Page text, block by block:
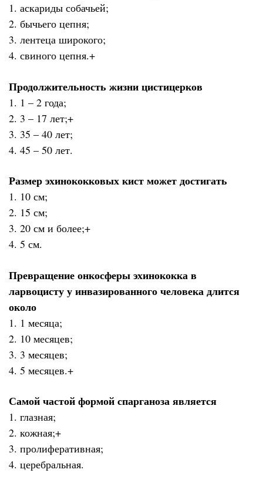
1. аскариды собачьей;
2. бычьего цепня;
3. лентеца широкого;
4. свиного цепня.+
Продолжительность жизни цистицерков
1. 1 – 2 года;
2. 3 – 17 лет;+
3. 35 – 40 лет;
4. 45 – 50 лет.
Размер эхинококковых кист может достигать
1. 10 см;
2. 15 см;
3. 20 см и более;+
4. 5 см.
Превращение онкосферы эхинококка в
ларвоцисту у инвазированного человека длится
около
1. 1 месяца;
2. 10 месяцев;
3. 3 месяцев;
4. 5 месяцев.+
Самой частой формой спарганоза является
1. глазная;
2. кожная;+
3. пролиферативная;
4. церебральная.